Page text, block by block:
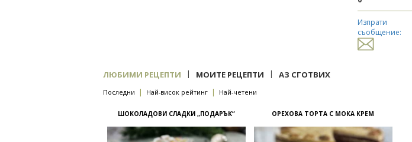
Изпрати
съобщение:
ЛЮБИМИ РЕЦЕПТИ | МОИТЕ РЕЦЕПТИ | АЗ СГОТВИХ
Последни | Най-висок рейтинг | Най-четени
ШОКОЛАДОВИ СЛАДКИ „ПОДАРЪК“ ОРЕХОВА ТОРТА С МОКА КРЕМ